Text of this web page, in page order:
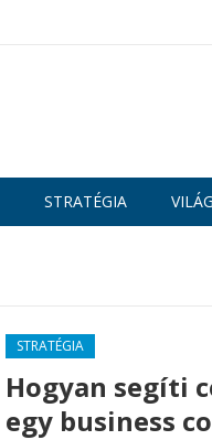
STRATÉGIA
STRATÉGIA
Hogyan segíti
egy business